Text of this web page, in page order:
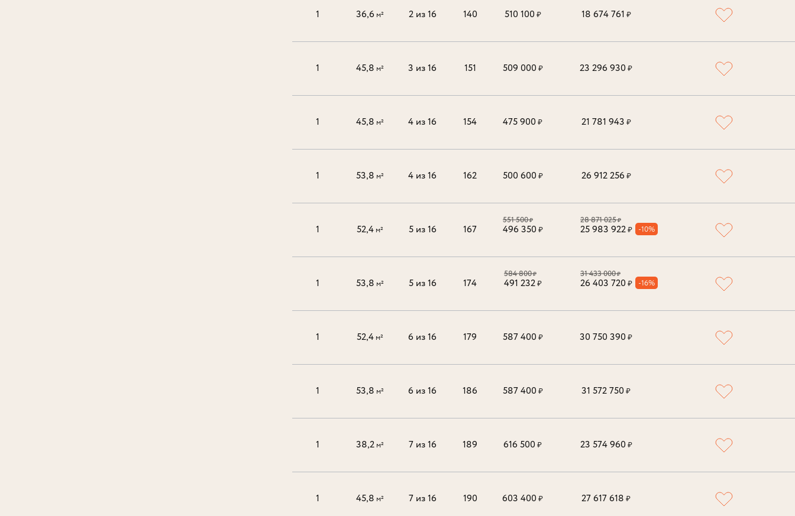
1 36,6 м² 2 из 16 140 510 100₽ 18 674 761 ₽
1 45,8 м² 3 из 16 151 509 000₽ 23 296 930₽
1 45,8 м² 4 из 16 154 475 900₽ 21 781 943 ₽
1 53,8 м² 4 из 16 162 500 600₽ 26 912 256₽
1 52,4 м² 5 из 16 167
551 500₽
496 350₽
28 871 025₽
25 983 922₽ -10%
1 53,8 м² 5 из 16 174
584 800₽
491 232₽
31 433 000₽
26 403 720₽ -16%
1 52,4 м² 6 из 16 179 587 400₽ 30 750 390₽
1 53,8 м² 6 из 16 186 587 400₽ 31 572 750₽
1 38,2 м² 7 из 16 189 616 500₽ 23 574 960₽
1 45,8 м² 7 из 16 190 603 400₽ 27 617 618 ₽